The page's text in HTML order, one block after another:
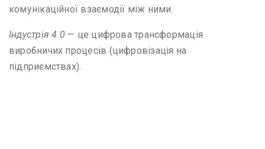
комунікаційної взаємодії між ними.
Індустрія 4.0— це цифрова трансформація
виробничих процесів (цифровізація на
підприємствах).